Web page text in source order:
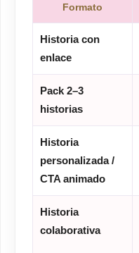
Formato
Historia con
enlace
Pack 2–3
historias
Historia
personalizada /
CTA animado
Historia
colaborativa